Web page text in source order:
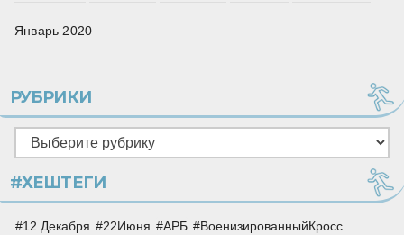
Январь 2020
РУБРИКИ
Рубрики
#ХЕШТЕГИ
12 Декабря 22Июня АРБ
ВоенизированныйКросс